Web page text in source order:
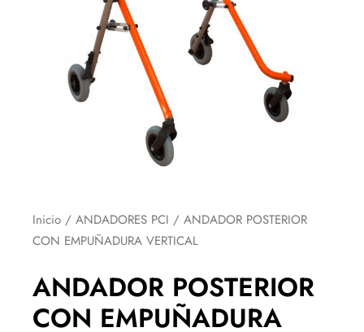
Inicio / ANDADORES PCI / ANDADOR POSTERIOR
CON EMPUÑADURA VERTICAL
ANDADOR POSTERIOR
CON EMPUÑADURA